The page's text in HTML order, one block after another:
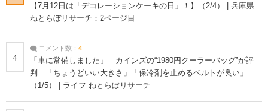
【7月12日は「デコレーションケーキの日」！】（2/4） | 兵庫県
ねとらぼリサーチ：2ページ目
4
コメント数： 4
「車に常備しました」 カインズの“1980円クーラーバッグ”が評
判 「ちょうどいい大きさ」「保冷剤を止めるベルトが良い」
（1/5） | ライフ ねとらぼリサーチ